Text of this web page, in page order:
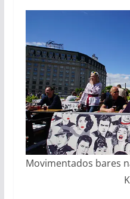
Movimentados bares